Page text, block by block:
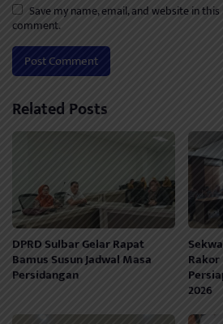
Save my name, email, and website in
comment.
Related Posts
DPRD Sulbar Gelar Rapat
Bamus Susun Jadwal Masa
Persidangan
2026